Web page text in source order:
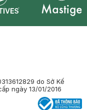
do Sở Kế
ngày 13/01/2016